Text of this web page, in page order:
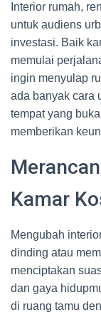
Interior rumah,
untuk audiens
investasi. Baik
memulai
ingin menyulap
ada banyak cara
tempat yang
memberikan
Kamar
Mengubah
dinding atau
menciptakan
dan gaya
di ruang tamu